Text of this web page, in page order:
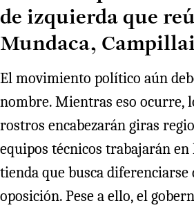
de izquierda que
Mundaca,
El movimiento político aún
nombre. Mientras eso ocurre,
rostros encabezarán giras
equipos técnicos trabajarán
tienda que busca diferenciarse
oposición. Pese a ello, el